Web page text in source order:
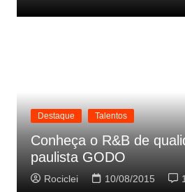
Destaque Talentos
Conheça o R&B de
paulista GODO
Rociclei 10/08/2015 1